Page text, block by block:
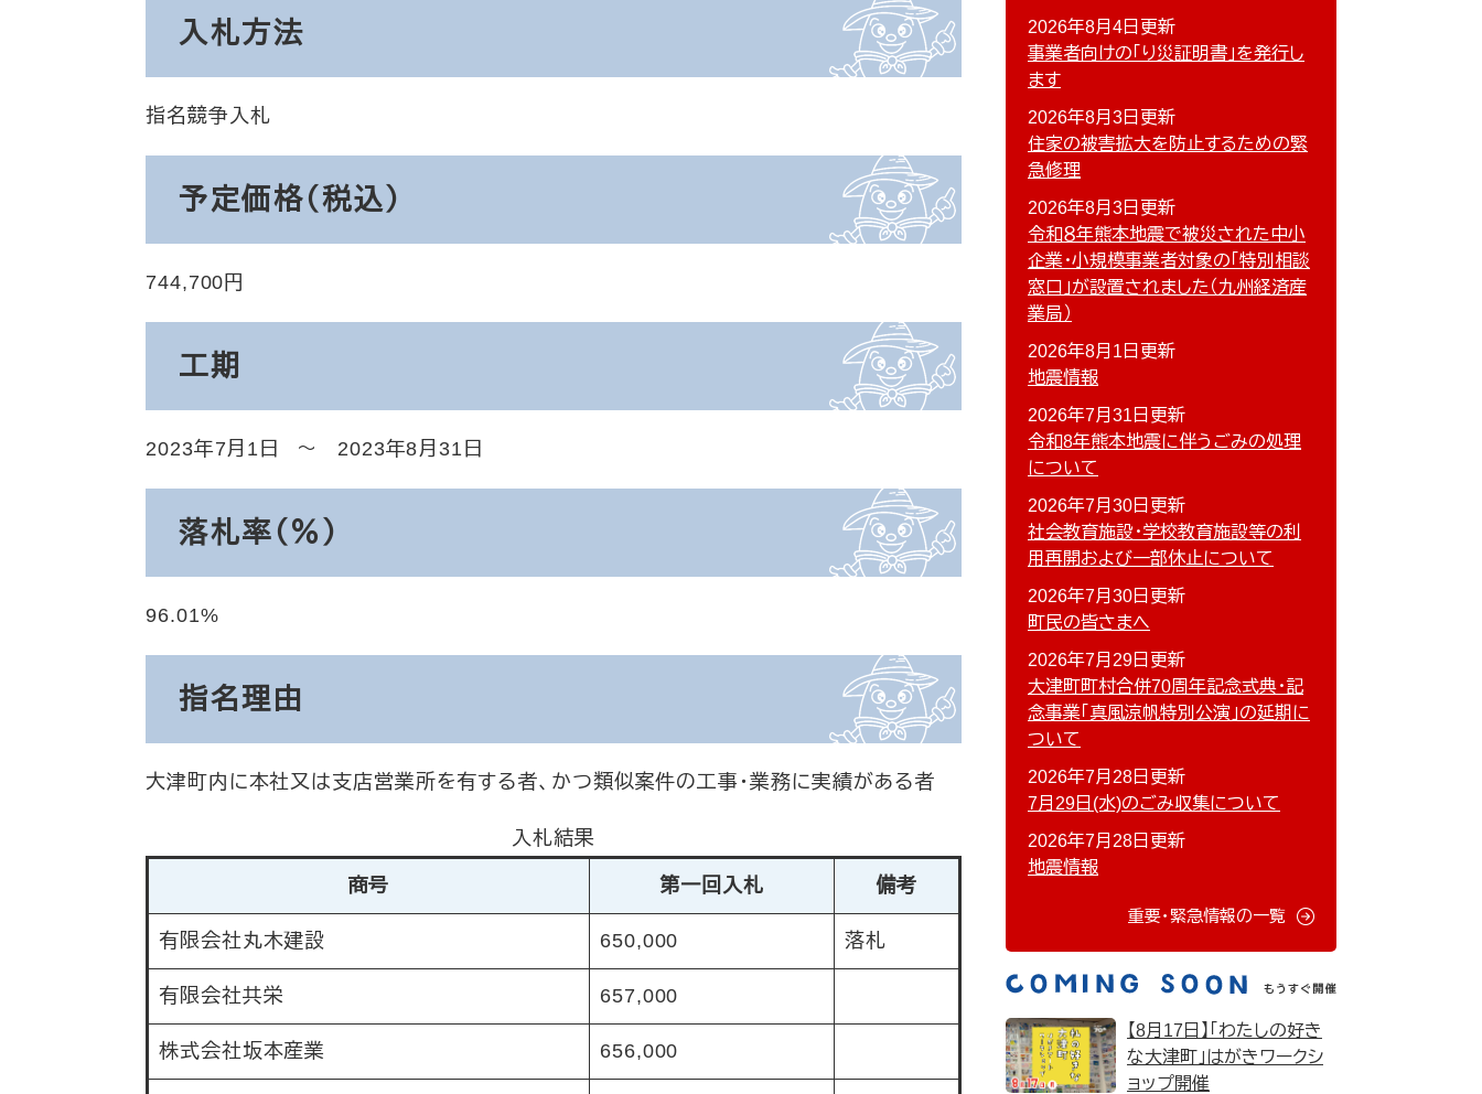
入札方法
指名競争入札
予定価格（税込）
744,700
工期
2023年7月1日 2023年8月31日
落札率（％）
96.01
指名理由
大津町内に本社又は支店営業所を有する者、かつ類似案件の工事・業務に実績がある者
入札結果
商号 第一回入札 備考
有限会社丸木建設 650,000 落札
有限会社共栄 657,000
株式会社坂本産業 656,000
2026年8月4日更新
事業者向けの「り災証明書」を発行し
ます
2026年8月3日更新
住家の被害拡大を防止するための緊
急修理
2026年8月3日更新
令和８年熊本地震で被災された中小
企業・小規模事業者対象の「特別相談
窓口」が設置されました（九州経済産
業局）
2026年8月1日更新
地震情報
2026年7月31日更新
令和8年熊本地震に伴うごみの処理
について
2026年7月30日更新
社会教育施設・学校教育施設等の利
用再開および一部休止について
2026年7月30日更新
町民の皆さまへ
2026年7月29日更新
大津町町村合併70周年記念式典・記
念事業「真風涼帆特別公演」の延期に
ついて
2026年7月28日更新
7月29日(水)のごみ収集について
2026年7月28日更新
地震情報
重要・緊急情報の一覧
【8月17日】「わたしの好き
な大津町」はがきワークシ
ョップ開催